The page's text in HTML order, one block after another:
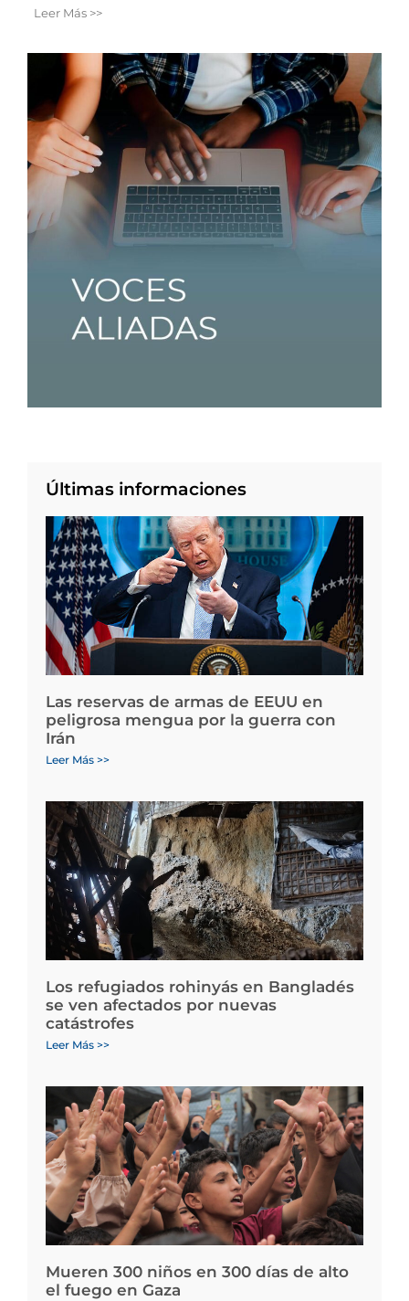
Leer Más >>
Últimas informaciones
Las reservas de armas de EEUU en
peligrosa mengua por la guerra con
Irán
Leer Más >>
Los refugiados rohinyás en Bangladés
se ven afectados por nuevas
catástrofes
Leer Más >>
Mueren 300 niños en 300 días de alto
el fuego en Gaza